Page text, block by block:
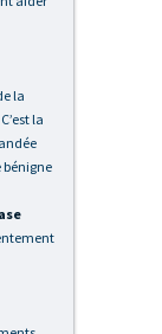
la
la
bénigne